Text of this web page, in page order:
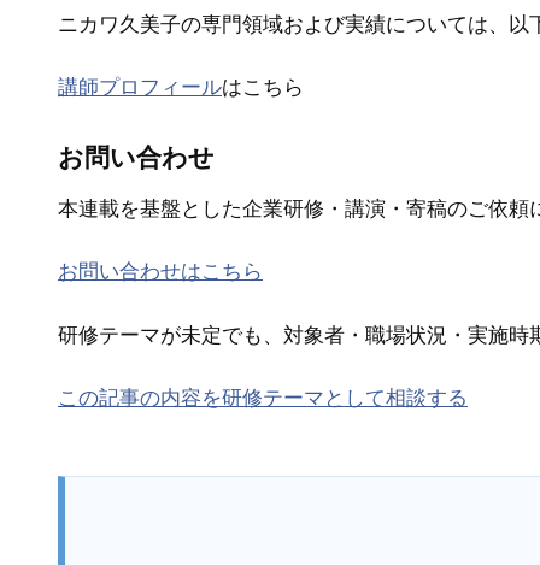
ニカワ久美子の専門領域および実績については、以
講師プロフィールはこちら
お問い合わせ
本連載を基盤とした企業研修・講演・寄稿のご依
お問い合わせはこちら
研修テーマが未定でも、対象者・職場状況・実施時
この記事の内容を研修テーマとして相談する